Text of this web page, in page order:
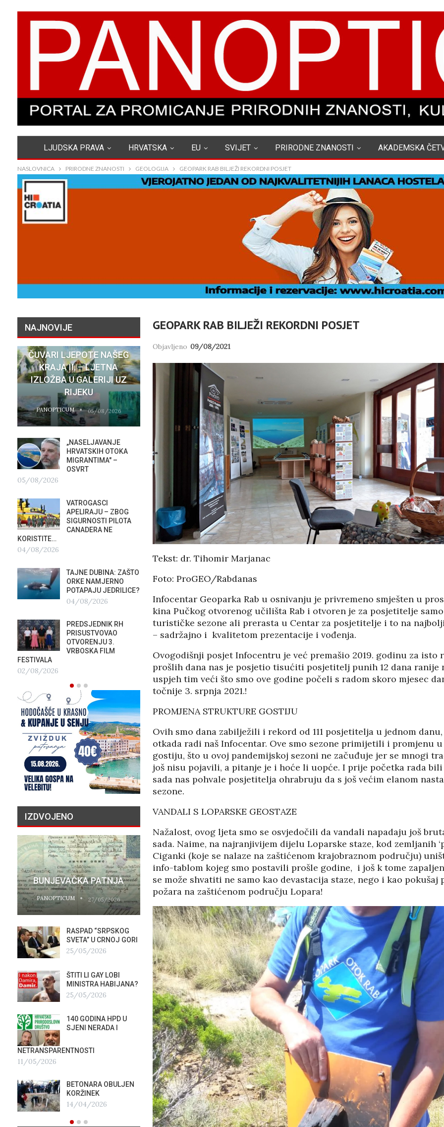
LJUDSKA PRAVA HRVATSKA EU SVIJET PRIRODNE ZNANOSTI AKADEMSKA
NASLOVNICA PRIRODNE ZNANOSTI GEOLOGIJA GEOPARK RAB BILJEŽI REKORDNI POSJET
GEOPARK RAB BILJEŽI REKORDNI POSJET
Objavljeno 09/08/2021
Tekst: dr. Tihomir Marjanac
Foto: ProGEO/Rabdanas
Infocentar Geoparka Rab u osnivanju je privremeno smješten u
kina Pučkog otvorenog učilišta Rab i otvoren je za posjetitelje
turističke sezone ali prerasta u Centar za posjetitelje i to na
– sadržajno i kvalitetom prezentacije i vođenja.
Ovogodišnji posjet Infocentru je već premašio 2019. godinu za isto
prošlih dana nas je posjetio tisućiti posjetitelj punih 12 dana ranije
uspjeh tim veći što smo ove godine počeli s radom skoro mjesec
točnije 3. srpnja 2021.!
PROMJENA STRUKTURE GOSTIJU
Ovih smo dana zabilježili i rekord od 111 posjetitelja u jednom
otkada radi naš Infocentar. Ove smo sezone primijetili i promjenu
gostiju, što u ovoj pandemijskoj sezoni ne začuđuje jer se mnogi
još nisu pojavili, a pitanje je i hoće li uopće. I prije početka rada
sada nas pohvale posjetitelja ohrabruju da s još većim elanom
sezone.
VANDALI S LOPARSKE GEOSTAZE
Nažalost, ovog ljeta smo se osvjedočili da vandali napadaju još
sada. Naime, na najranjivijem dijelu Loparske staze, kod zemljanih
Ciganki (koje se nalaze na zaštićenom krajobraznom području)
info-tablom kojeg smo postavili prošle godine, i još k tome
se može shvatiti ne samo kao devastacija staze, nego i kao pokušaj
požara na zaštićenom području Lopara!
NAJNOVIJE
ČUVARI LJEPOTE NAŠEG
KRAJA II. – LJETNA
IZLOŽBA U GALERIJI UZ
RIJEKU
PANOPTICUM 05/08/2026
„NASELJAVANJE
HRVATSKIH OTOKA
MIGRANTIMA″ –
OSVRT
05/08/2026
VATROGASCI
APELIRAJU – ZBOG
SIGURNOSTI PILOTA
CANADERA NE
KORISTITE…
04/08/2026
TAJNE DUBINA: ZAŠTO
ORKE NAMJERNO
POTAPAJU JEDRILICE?
04/08/2026
PREDSJEDNIK RH
PRISUSTVOVAO
OTVORENJU 3.
VRBOSKA FILM
FESTIVALA
02/08/2026
NATASHA SRDOC: TKO
SU STVARNI VLASNICI
HOTELA COSTABELLA U
RIJECI?
PANOPTICUM
MOBILNI TURIZAM
REPUBLIKE HRVATSKE
02/08/2026
SUBOTIČKU KASTU
KRASI MANJAK
DEMOKRATSKIH
VRIJEDNOSTI I
PLURALIZMA –…
01/08/2026
HRVATSKA POVIJEST
POD KONTROLOM
SRPSKE POLITIKE
01/08/2026
MIROVINE IZ DRUGOG
STUPA SU
NEISPLATIVE?
31/07/2026
IZLOŽBA MARGERITE
RAKIĆ
30/07/2026
HRVATSKA MEĐU
VODEĆIM ZEMLJAMA
EU PO KUPNJI E-
KNJIGA I
AUDIOKNJIGA
29/07/2026
TKO JE KANDIDAT ZA
PREDSJEDNIKA HOO?
29/07/2026
28/07/2026
DSHV IZMEĐU
POLITIČKOG
PREDSJEDNIKA MO
DSHV…
27/07/2026
05/
02/
IZDVOJENO
BUNJEVAČKA PATNJA
PANOPTICUM 27/05/2026
RASPAD “SRPSKOG
SVETA” U CRNOJ GORI
25/05/2026
ŠTITI LI GAY LOBI
MINISTRA HABIJANA?
25/05/2026
140 GODINA HPD U
SJENI NERADA I
NETRANSPARENTNOSTI
11/05/2026
BETONARA OBULJEN
KORŽINEK
14/04/2026
PRIČA O NESTALIM
MILIJUNIMA
GALERIJA FORUM ILI
AGITPROP GALERIJA
04/03/2026
NEZNANJE FIZIKE U
SLUŽBI POLITIKE
16/02/2026
ČIJE SU OGROMNE
ZLATNE REZERVE U
ITALIJI?
12/02/2026
TUĐMANOVA
OSTAVŠTINA: NAKON
AIRBUSA STIGLI
RAFALI
17/01/2026
HRVATI U VOJVODINI
OSUĐENI NA
ASIMILACIJU
AKADEMSKE VEZE:
ULOGA KINE U
HRVATSKOJ
07/01/2026
KORIJENI HRVATSKOG
NACIONALIZMA
29/12/2025
ZNANOST U SLUŽBI
FESTIVALA ISTINE
22/12/2025
POKLONICI BRANKA
MAMULE U MARŠU
PROTIV HR
08/12/2025
11/